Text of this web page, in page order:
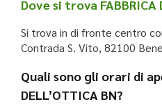
Dove si trova FABBRICA
Si trova in di fronte centro
Contrada S. Vito, 82100
Quali sono gli orari di
DELL’OTTICA BN?